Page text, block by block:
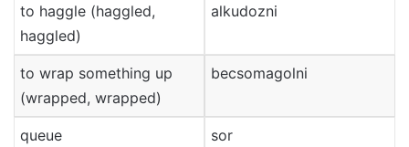
to haggle (haggled,
haggled)
alkudozni
to wrap something up
(wrapped, wrapped)
becsomagolni
queue sor